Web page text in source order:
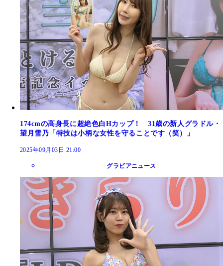
174cmの高身長に超絶色白Hカップ！ 31歳の新人グラドル・
望月雪乃「特技は小柄な女性を守ることです（笑）」
2025年09月03日 21:00
グラビアニュース